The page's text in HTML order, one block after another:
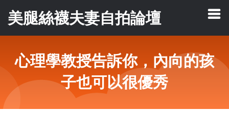
美腿絲襪夫妻自拍論壇
心理學教授告訴你，內向的孩
子也可以很優秀